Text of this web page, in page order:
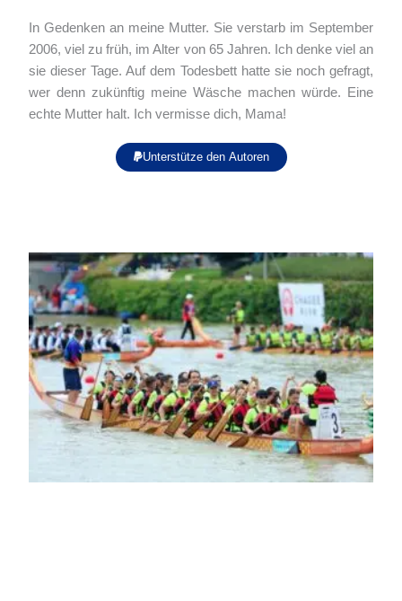
In Gedenken an meine Mutter. Sie verstarb im September
2006, viel zu früh, im Alter von 65 Jahren. Ich denke viel an
sie dieser Tage. Auf dem Todesbett hatte sie noch gefragt,
wer denn zukünftig meine Wäsche machen würde. Eine
echte Mutter halt. Ich vermisse dich, Mama!
Unterstütze den Autoren